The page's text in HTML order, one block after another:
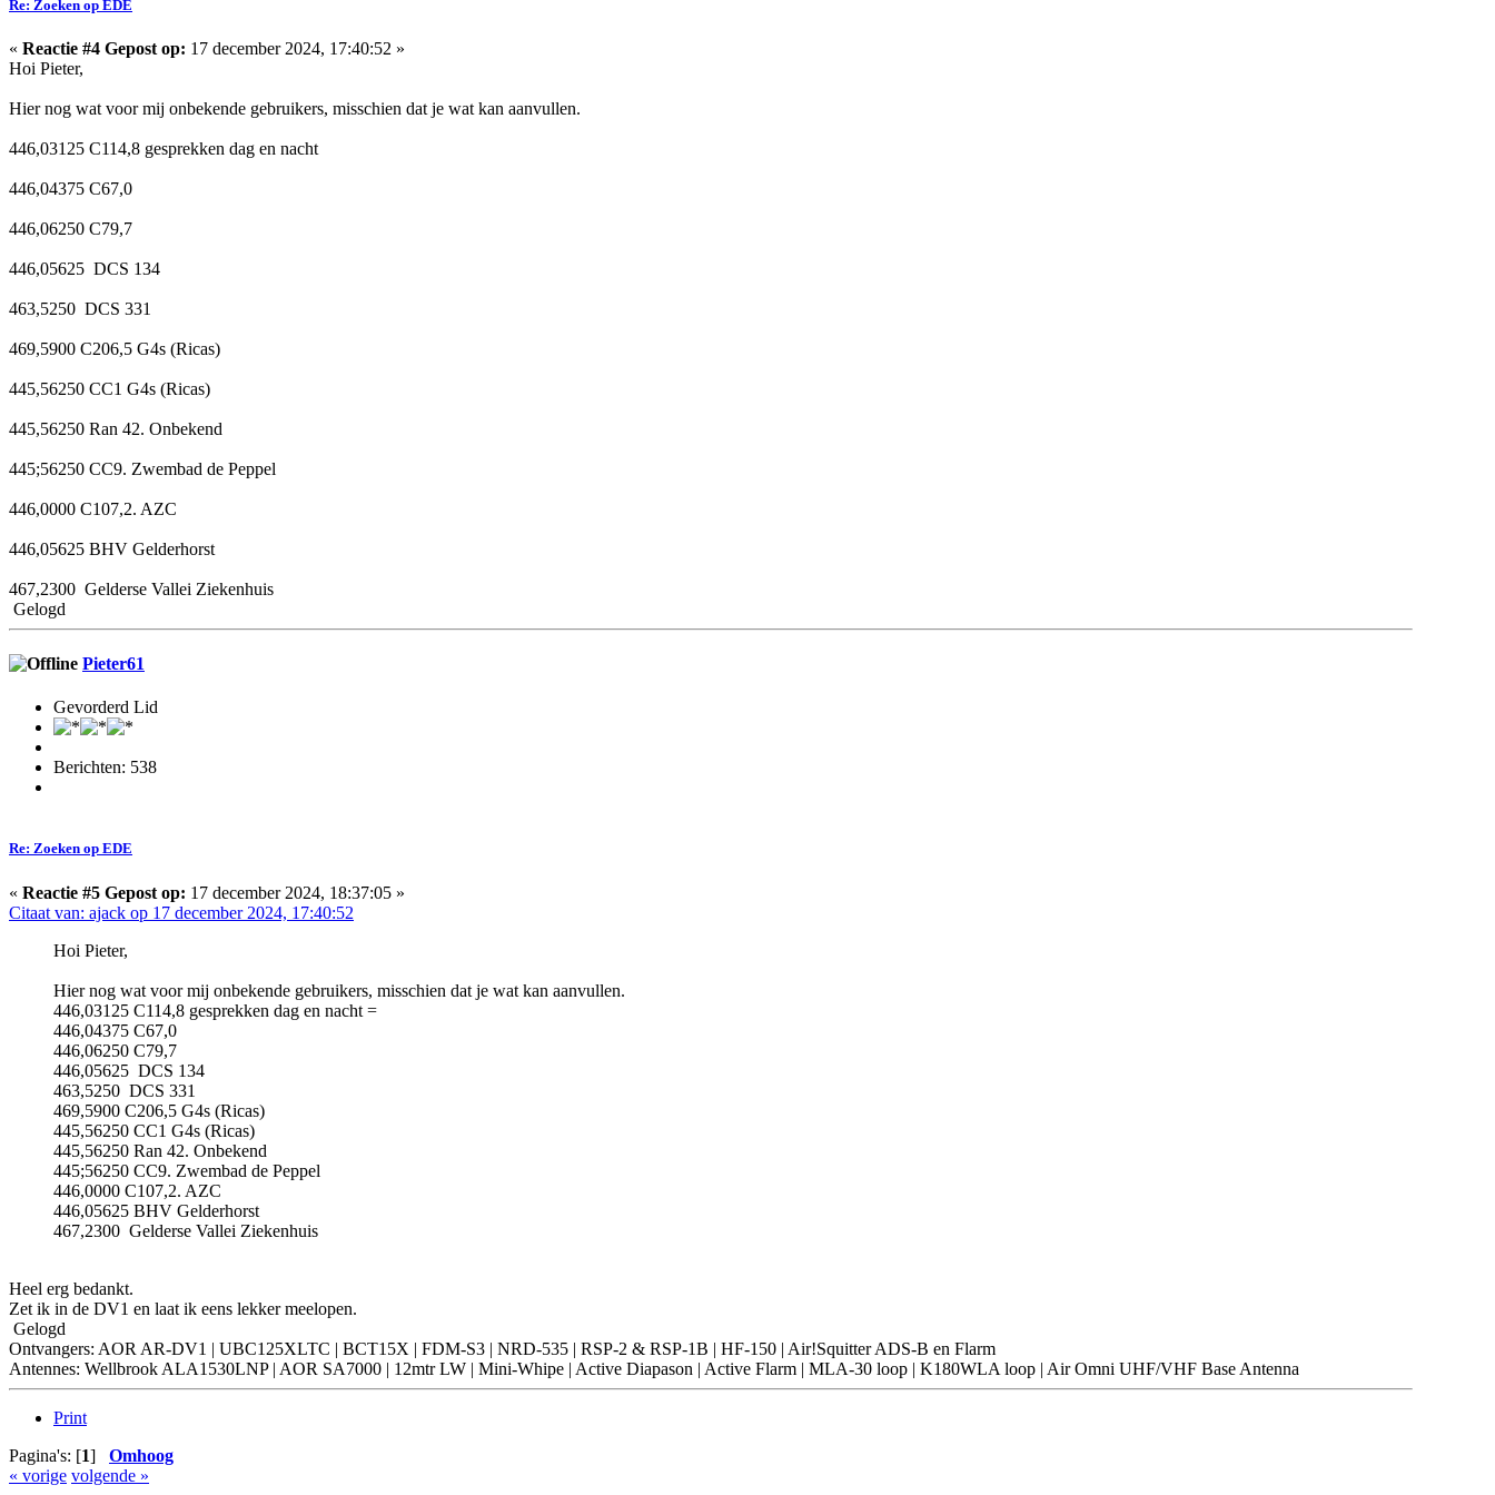
Re: Zoeken op EDE
« Reactie #4 Gepost op: 17 december 2024, 17:40:52 »
Hoi Pieter,
Hier nog wat voor mij onbekende gebruikers, misschien dat je wat kan aanvullen.
446,03125 C114,8 gesprekken dag en nacht
446,04375 C67,0
446,06250 C79,7
446,05625 DCS 134
463,5250 DCS 331
469,5900 C206,5 G4s (Ricas)
445,56250 CC1 G4s (Ricas)
445,56250 Ran 42. Onbekend
445;56250 CC9. Zwembad de Peppel
446,0000 C107,2. AZC
446,05625 BHV Gelderhorst
467,2300 Gelderse Vallei Ziekenhuis
Gelogd
Pieter61
Gevorderd Lid
Berichten: 538
Re: Zoeken op EDE
« Reactie #5 Gepost op: 17 december 2024, 18:37:05 »
Citaat van: ajack op 17 december 2024, 17:40:52
Hoi Pieter,
Hier nog wat voor mij onbekende gebruikers, misschien dat je wat kan aanvullen.
446,03125 C114,8 gesprekken dag en nacht =
446,04375 C67,0
446,06250 C79,7
446,05625 DCS 134
463,5250 DCS 331
469,5900 C206,5 G4s (Ricas)
445,56250 CC1 G4s (Ricas)
445,56250 Ran 42. Onbekend
445;56250 CC9. Zwembad de Peppel
446,0000 C107,2. AZC
446,05625 BHV Gelderhorst
467,2300 Gelderse Vallei Ziekenhuis
Heel erg bedankt.
Zet ik in de DV1 en laat ik eens lekker meelopen.
Gelogd
Ontvangers: AOR AR-DV1 | UBC125XLTC | BCT15X | FDM-S3 | NRD-535 | RSP-2 & RSP-1B | HF-150 | Air!Squitter ADS-B en Flarm
Antennes: Wellbrook ALA1530LNP | AOR SA7000 | 12mtr LW | Mini-Whipe | Active Diapason | Active Flarm | MLA-30 loop | K180WLA loop | Air Omni UHF/VHF Base Antenna
Print
Pagina's: [1] Omhoog
« vorige volgende »